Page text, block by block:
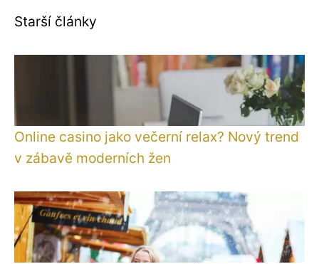
Starší články
Online casino jako večerní relax? Nový trend
v zábavě moderních žen